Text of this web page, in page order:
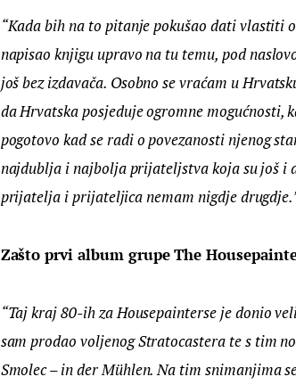
“Kada bih na to pitanje pokušao dati vlastiti
napisao knjigu upravo na tu temu, pod
još bez izdavača. Osobno se vraćam u
da Hrvatska posjeduje ogromne
pogotovo kad se radi o povezanosti njenog
najdublja i najbolja prijateljstva koja su još i
prijatelja i prijateljica nemam nigdje
Zašto prvi album grupe The
“Taj kraj 80-ih za Housepainterse je donio
sam prodao voljenog Stratocastera te s tim
Smolec – in der Mühlen. Na tim snimanjima